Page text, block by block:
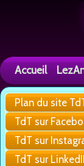
Accueil
Plan du site
TdT sur
TdT sur
TdT sur